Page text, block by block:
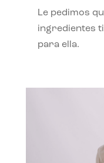
Le pedimos
ingredientes
para ella.